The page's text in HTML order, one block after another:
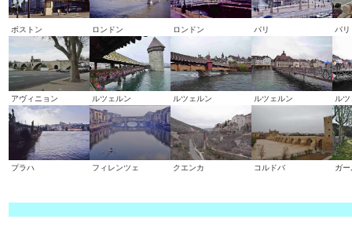
ボストン ロンドン ロンドン パリ パリ
アヴィニョン ルツェルン ルツェルン ルツェルン ル
プラハ フィレンツェ クエンカ コルドバ ガー